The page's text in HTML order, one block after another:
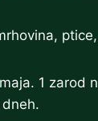
1 zarod